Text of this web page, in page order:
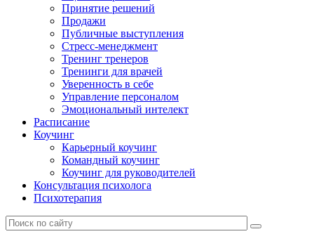
Принятие решений
Продажи
Публичные выступления
Стресс-менеджмент
Тренинг тренеров
Тренинги для врачей
Уверенность в себе
Управление персоналом
Эмоциональный интелект
Расписание
Коучинг
Карьерный коучинг
Командный коучинг
Коучинг для руководителей
Консультация психолога
Психотерапия